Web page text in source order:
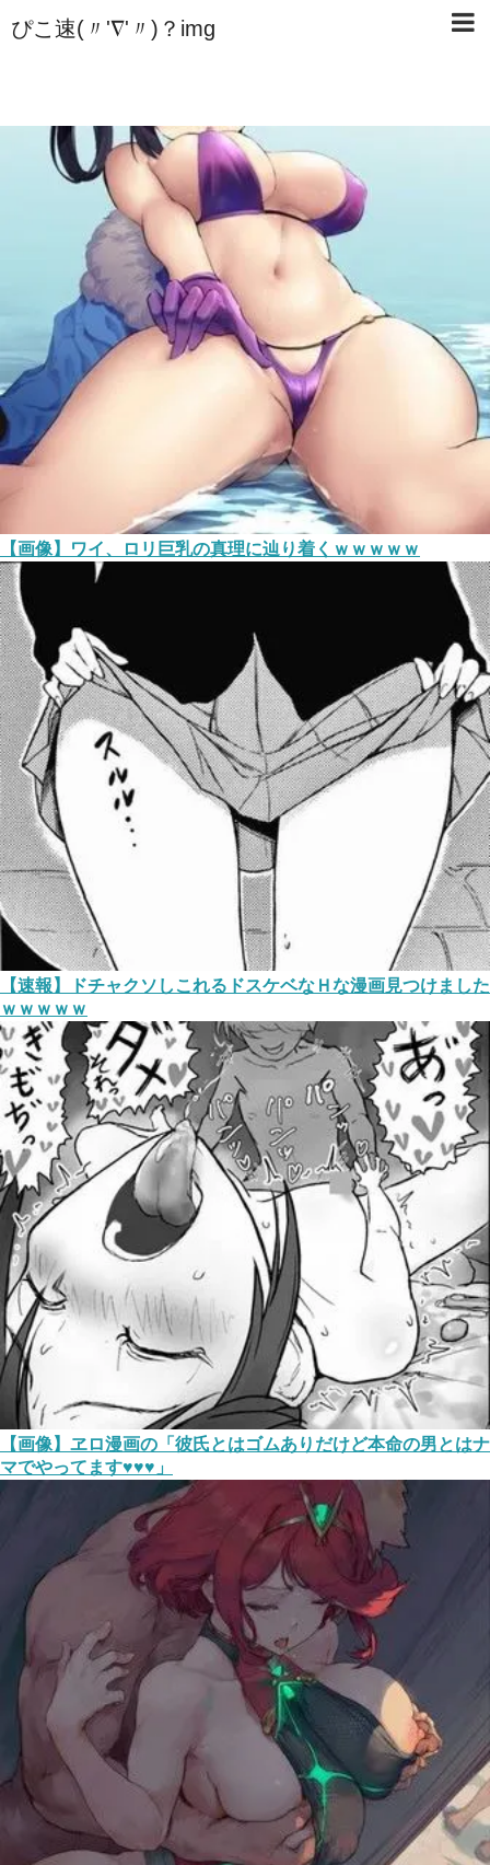
ぴこ速(〃'∇'〃)？img
【画像】ワイ、ロリ巨乳の真理に辿り着くｗｗｗｗｗ
【速報】ドチャクソしこれるドスケベなＨな漫画見つけました
ｗｗｗｗｗ
【画像】ヱロ漫画の「彼氏とはゴムありだけど本命の男とはナ
マでやってます♥♥♥」